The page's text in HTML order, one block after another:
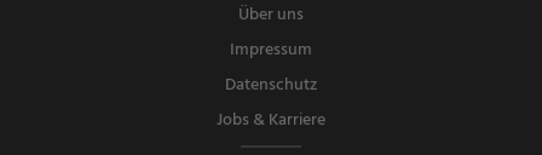
Über uns
Impressum
Datenschutz
Jobs & Karriere